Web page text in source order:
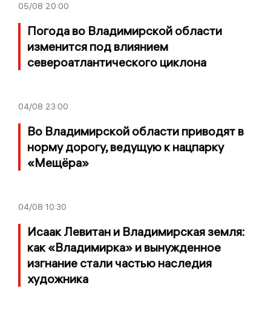
05/08 20:00
Погода во Владимирской области
изменится под влиянием
североатлантического циклона
04/08 23:00
Во Владимирской области приводят в
норму дорогу, ведущую к нацпарку
«Мещёра»
04/08 10:30
Исаак Левитан и Владимирская земля:
как «Владимирка» и вынужденное
изгнание стали частью наследия
художника